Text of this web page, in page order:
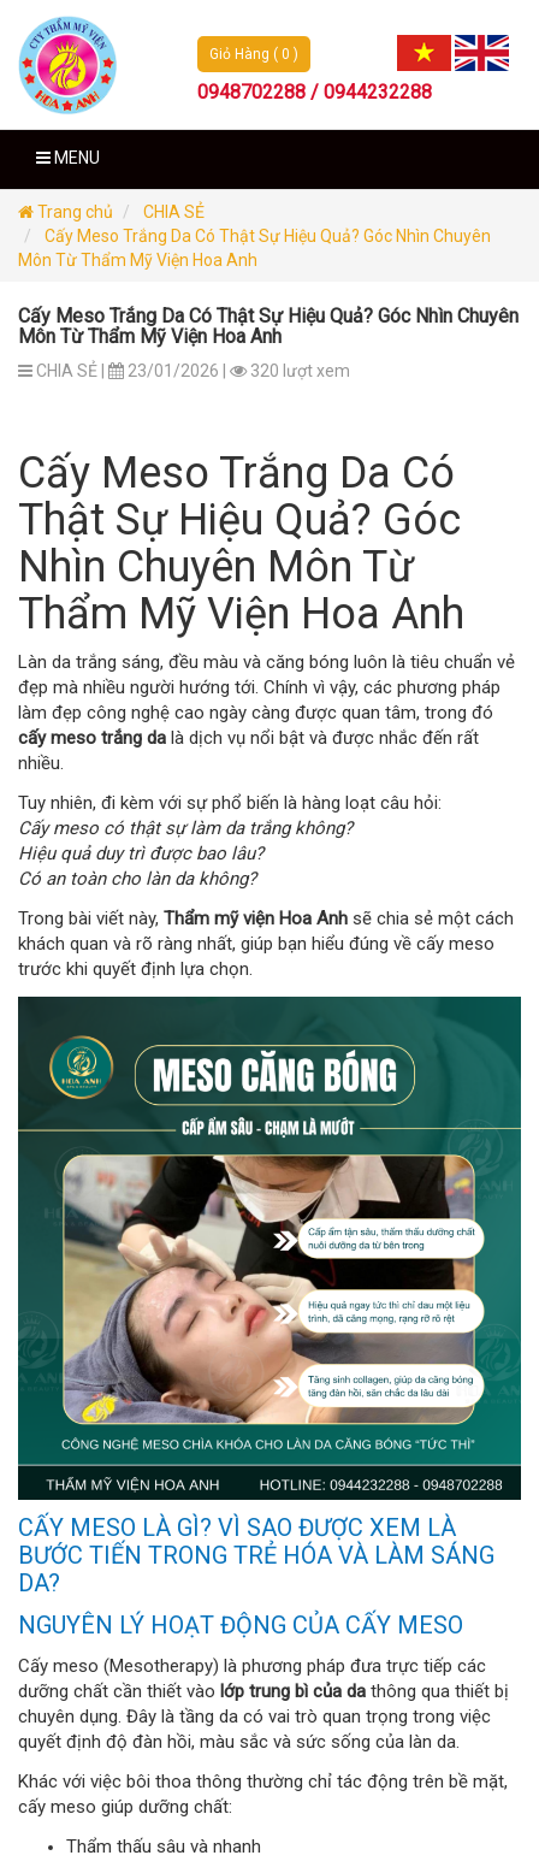
Giỏ Hàng ( 0 )
0948702288 / 0944232288
MENU
Trang chủ
CHIA SẺ
Cấy Meso Trắng Da Có Thật Sự Hiệu Quả? Góc Nhìn Chuyên
Môn Từ Thẩm Mỹ Viện Hoa Anh
Cấy Meso Trắng Da Có Thật Sự Hiệu Quả? Góc Nhìn Chuyên
Môn Từ Thẩm Mỹ Viện Hoa Anh
CHIA SẺ | 23/01/2026 | 320 lượt xem
Cấy Meso Trắng Da Có
Thật Sự Hiệu Quả? Góc
Nhìn Chuyên Môn Từ
Thẩm Mỹ Viện Hoa Anh
Làn da trắng sáng, đều màu và căng bóng luôn là tiêu chuẩn vẻ
đẹp mà nhiều người hướng tới. Chính vì vậy, các phương pháp
làm đẹp công nghệ cao ngày càng được quan tâm, trong đó
cấy meso trắng da là dịch vụ nổi bật và được nhắc đến rất
nhiều.
Tuy nhiên, đi kèm với sự phổ biến là hàng loạt câu hỏi:
Cấy meso có thật sự làm da trắng không?
Hiệu quả duy trì được bao lâu?
Có an toàn cho làn da không?
Trong bài viết này, Thẩm mỹ viện Hoa Anh sẽ chia sẻ một cách
khách quan và rõ ràng nhất, giúp bạn hiểu đúng về cấy meso
trước khi quyết định lựa chọn.
CẤY MESO LÀ GÌ? VÌ SAO ĐƯỢC XEM LÀ
BƯỚC TIẾN TRONG TRẺ HÓA VÀ LÀM SÁNG
DA?
NGUYÊN LÝ HOẠT ĐỘNG CỦA CẤY MESO
Cấy meso (Mesotherapy) là phương pháp đưa trực tiếp các
dưỡng chất cần thiết vào lớp trung bì của da thông qua thiết bị
chuyên dụng. Đây là tầng da có vai trò quan trọng trong việc
quyết định độ đàn hồi, màu sắc và sức sống của làn da.
Khác với việc bôi thoa thông thường chỉ tác động trên bề mặt,
cấy meso giúp dưỡng chất:
Thẩm thấu sâu và nhanh